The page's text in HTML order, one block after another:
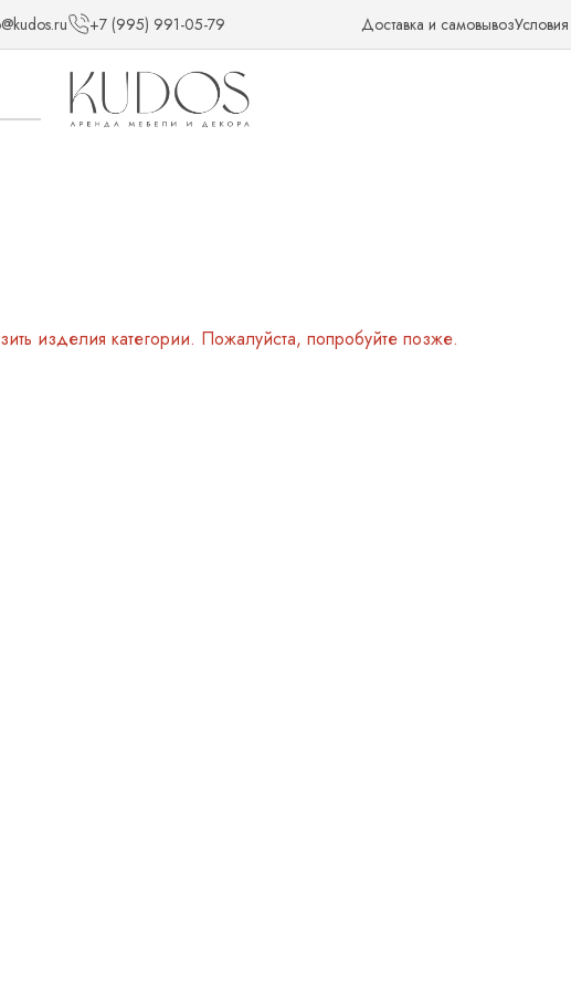
+7 (995) 991-05-79 Доставка и самовывоз
изделия категории. Пожалуйста, попробуйте позже.